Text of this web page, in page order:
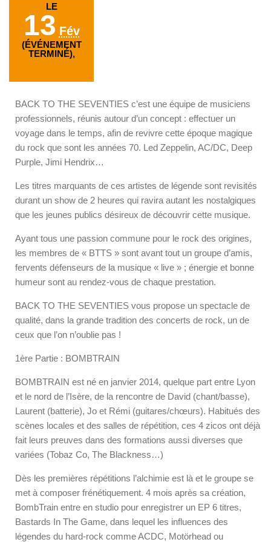
LE
13 Fév
(ÉVÉNEMENT
TERMINÉ),
BACK TO THE SEVENTIES c’est une équipe de musiciens
professionnels, réunis autour d’un concept : effectuer un
voyage dans le temps, afin de revivre cette époque magique
du rock que sont les années 70. Led Zeppelin, AC/DC, Deep
Purple, Jimi Hendrix…
Les titres marquants de ces artistes de légende sont revisités
durant un show de 2 heures qui ravira autant les nostalgiques
que les jeunes publics désireux de découvrir cette musique.
Ayant tous une passion commune pour le rock des origines,
les membres de « BTTS » sont avant tout un groupe d’amis,
fervents défenseurs de la musique « live » ; énergie et bonne
humeur sont au rendez-vous de chaque prestation.
BACK TO THE SEVENTIES vous propose un spectacle de
qualité, dans la grande tradition des concerts de rock, un de
ceux que l’on n’oublie pas !
1ère Partie : BOMBTRAIN
BOMBTRAIN est né en janvier 2014, quelque part entre Lyon
et le nord de l’Isère, de la rencontre de David (chant/basse),
Laurent (batterie), Jo et Rémi (guitares/chœurs). Habitués des
scènes locales et des salles de répétition, ces 4 zicos ont déjà
fait leurs preuves dans des formations aussi diverses que
variées (Tobaz Co, The Blackness…)
Dès les premières répétitions l’alchimie est là et le groupe se
met à composer frénétiquement. 4 mois après sa création,
BombTrain entre en studio pour enregistrer un EP 6 titres,
Bastards In The Game, dans lequel les influences des
légendes du hard-rock comme ACDC, Motörhead ou